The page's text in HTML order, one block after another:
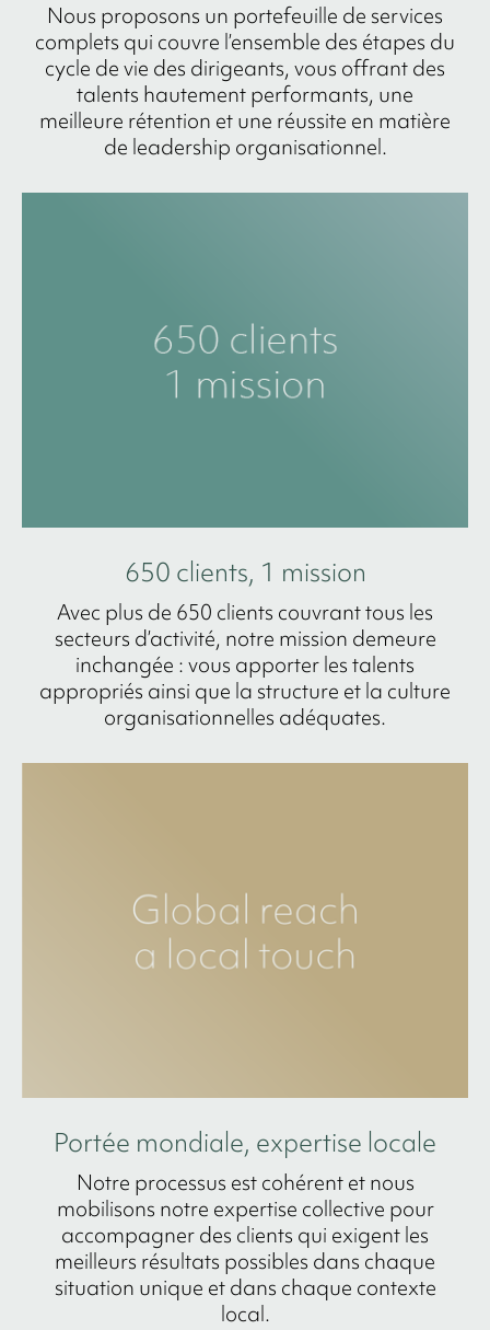
Nous proposons un portefeuille de services
complets qui couvre l’ensemble des étapes du
cycle de vie des dirigeants, vous offrant des
talents hautement performants, une
meilleure rétention et une réussite en matière
de leadership organisationnel.
650 clients, 1 mission
Avec plus de 650 clients couvrant tous les
secteurs d’activité, notre mission demeure
inchangée : vous apporter les talents
appropriés ainsi que la structure et la culture
organisationnelles adéquates.
Portée mondiale, expertise locale
Notre processus est cohérent et nous
mobilisons notre expertise collective pour
accompagner des clients qui exigent les
meilleurs résultats possibles dans chaque
situation unique et dans chaque contexte
local.